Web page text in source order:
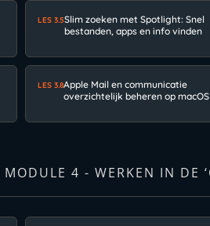
LES 3.5Slim zoeken met Spotlight: Snel
bestanden, apps en info vinden
LES 3.8Apple Mail en communicatie
overzichtelijk beheren op macOS
MODULE 4 - WERKEN IN DE